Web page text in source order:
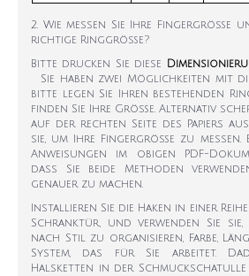
2. Wie messen Sie Ihre Fingergröße
richtige Ringgröße?
Bitte drucken Sie diese
Sie haben zwei Möglichkeiten mit
bitte legen Sie Ihren bestehenden
finden Sie Ihre Größe. Alternativ
auf der rechten Seite des Papiers
sie, um Ihre Fingergröße zu
Anweisungen im obigen PDF-
dass Sie beide Methoden
genauer zu machen.
Installieren Sie die Haken in einer
Schranktür, und verwenden Sie
nach Stil zu organisieren, Farbe,
System, das für Sie arbeitet.
Halsketten in der